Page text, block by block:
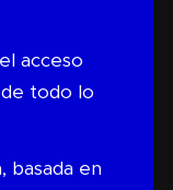
acceso
de todo lo
basada en